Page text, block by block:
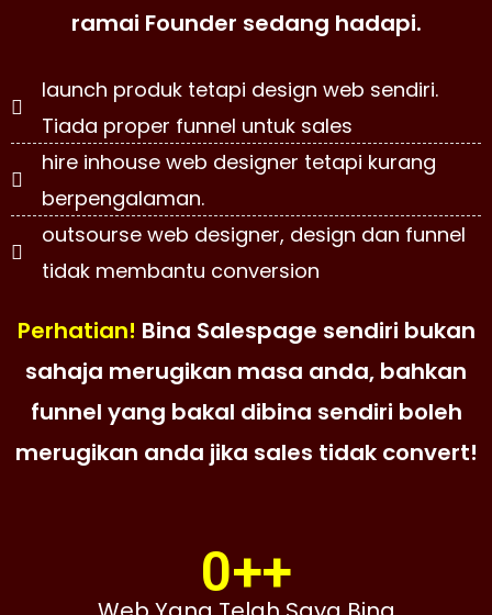
ramai Founder sedang hadapi.
launch produk tetapi design web sendiri.
Tiada proper funnel untuk sales
hire inhouse web designer tetapi kurang
berpengalaman.
outsourse web designer, design dan funnel
tidak membantu conversion
Perhatian! Bina Salespage sendiri bukan
sahaja merugikan masa anda, bahkan
funnel yang bakal dibina sendiri boleh
merugikan anda jika sales tidak convert!
0++